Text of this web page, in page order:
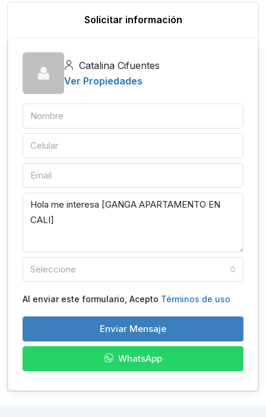
Solicitar información
Catalina Cifuentes
Ver Propiedades
Seleccione
Al enviar este formulario, Acepto Términos de uso
Enviar Mensaje
WhatsApp